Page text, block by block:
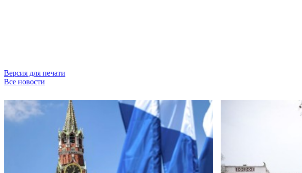
Версия для печати
Все новости